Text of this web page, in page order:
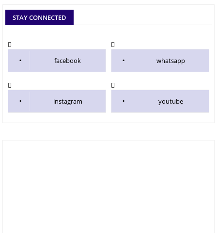
STAY CONNECTED
facebook whatsapp
instagram youtube